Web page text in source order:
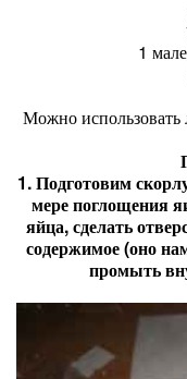
1
Можно
1. Подготовим
мере поглощения
яйца, сделать
содержимое (оно
промыть